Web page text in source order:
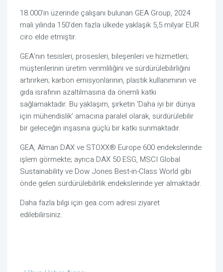
18.000’in üzerinde çalışanı bulunan GEA Group, 2024
mali yılında 150’den fazla ülkede yaklaşık 5,5 milyar EUR
ciro elde etmiştir.
GEA’nın tesisleri, prosesleri, bileşenleri ve hizmetleri;
müşterilerinin üretim verimliliğini ve sürdürülebilirliğini
artırırken; karbon emisyonlarının, plastik kullanımının ve
gıda israfının azaltılmasına da önemli katkı
sağlamaktadır. Bu yaklaşım, şirketin ‘Daha iyi bir dünya
için mühendislik’ amacına paralel olarak, sürdürülebilir
bir geleceğin inşasına güçlü bir katkı sunmaktadır.
GEA, Alman DAX ve STOXX® Europe 600 endekslerinde
işlem görmekte; ayrıca DAX 50 ESG, MSCI Global
Sustainability ve Dow Jones Best-in-Class World gibi
önde gelen sürdürülebilirlik endekslerinde yer almaktadır.
Daha fazla bilgi için gea.com adresi ziyaret
edilebilirsiniz.